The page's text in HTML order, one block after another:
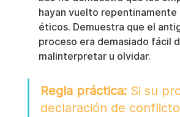
hayan vuelto repentinamente
éticos. Demuestra que el
proceso era demasiado fácil
malinterpretar u olvidar.
Regla práctica: Si su
declaración de